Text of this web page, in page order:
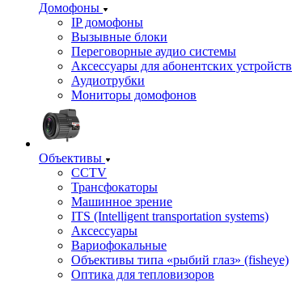
Домофоны
IP домофоны
Вызывные блоки
Переговорные аудио системы
Аксессуары для абонентских устройств
Аудиотрубки
Мониторы домофонов
Объективы
CCTV
Трансфокаторы
Машинное зрение
ITS (Intelligent transportation systems)
Аксессуары
Вариофокальные
Объективы типа «рыбий глаз» (fisheye)
Оптика для тепловизоров